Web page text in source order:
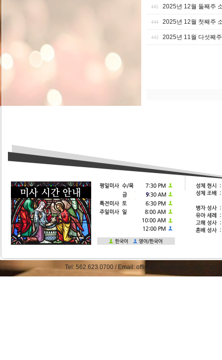
445 2025년 12월 둘째주
444 2025년 12월 첫째주
443 2025년 11월 다섯째
Tel: 562.623.0700 / Email: office@straphaelkcc.org /